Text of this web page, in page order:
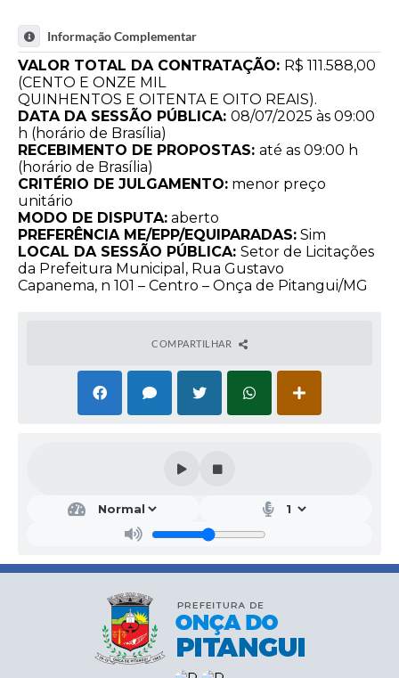
Informação Complementar
VALOR TOTAL DA CONTRATAÇÃO: R$ 111.588,00
(CENTO E ONZE MIL
QUINHENTOS E OITENTA E OITO REAIS).
DATA DA SESSÃO PÚBLICA: 08/07/2025 às 09:00
h (horário de Brasília)
RECEBIMENTO DE PROPOSTAS: até as 09:00 h
(horário de Brasília)
CRITÉRIO DE JULGAMENTO: menor preço
unitário
MODO DE DISPUTA: aberto
PREFERÊNCIA ME/EPP/EQUIPARADAS: Sim
LOCAL DA SESSÃO PÚBLICA: Setor de Licitações
da Prefeitura Municipal, Rua Gustavo
Capanema, n 101 – Centro – Onça de Pitangui/MG
COMPARTILHAR